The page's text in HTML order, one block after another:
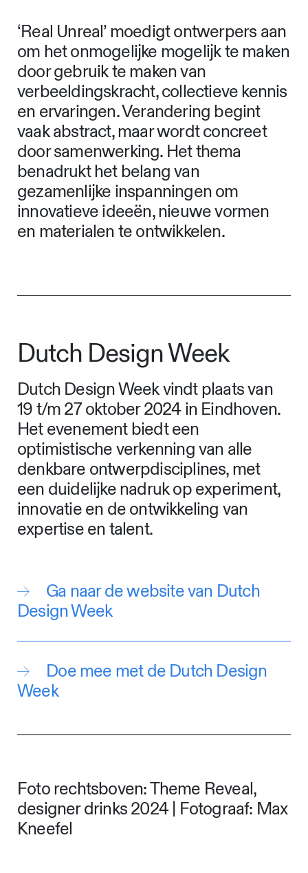
‘Real Unreal’ moedigt ontwerpers aan
om het onmogelijke mogelijk te maken
door gebruik te maken van
verbeeldingskracht, collectieve kennis
en ervaringen. Verandering begint
vaak abstract, maar wordt concreet
door samenwerking. Het thema
benadrukt het belang van
gezamenlijke inspanningen om
innovatieve ideeën, nieuwe vormen
en materialen te ontwikkelen.
Dutch Design Week
Dutch Design Week vindt plaats van
19 t/m 27 oktober 2024 in Eindhoven.
Het evenement biedt een
optimistische verkenning van alle
denkbare ontwerpdisciplines, met
een duidelijke nadruk op experiment,
innovatie en de ontwikkeling van
expertise en talent.
Ga naar de website van Dutch
Design Week
Doe mee met de Dutch Design
Week
Foto rechtsboven: Theme Reveal,
designer drinks 2024 | Fotograaf: Max
Kneefel